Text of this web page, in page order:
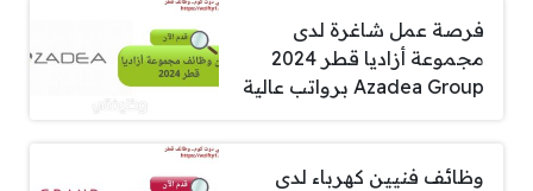
فرصة عمل شاغرة لدى
مجموعة أزاديا قطر 2024
Azadea Group برواتب عالية
وظائف فنيين كهرباء لدى